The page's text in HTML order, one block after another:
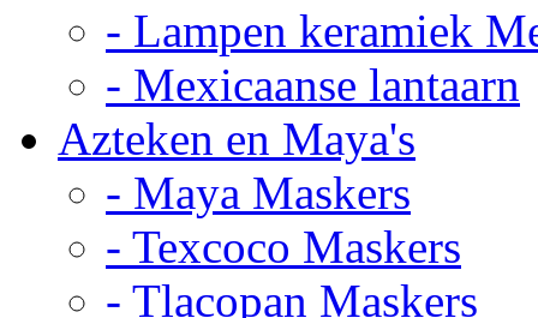
- Lampen keramiek
- Mexicaanse lantaarn
Azteken en Maya's
- Maya Maskers
- Texcoco Maskers
- Tlacopan Maskers